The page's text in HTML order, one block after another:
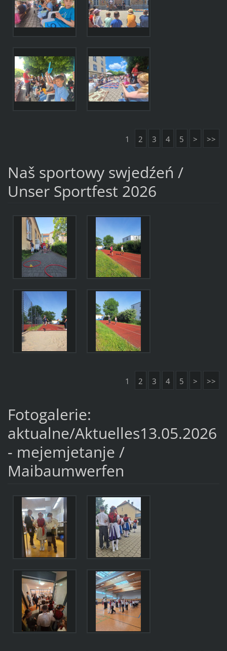
1 2 3 4 5 > >>
Naš sportowy swjedźeń /
Unser Sportfest 2026
1 2 3 4 5 > >>
Fotogalerie:
aktualne/Aktuelles13.05.2026
- mejemjetanje /
Maibaumwerfen